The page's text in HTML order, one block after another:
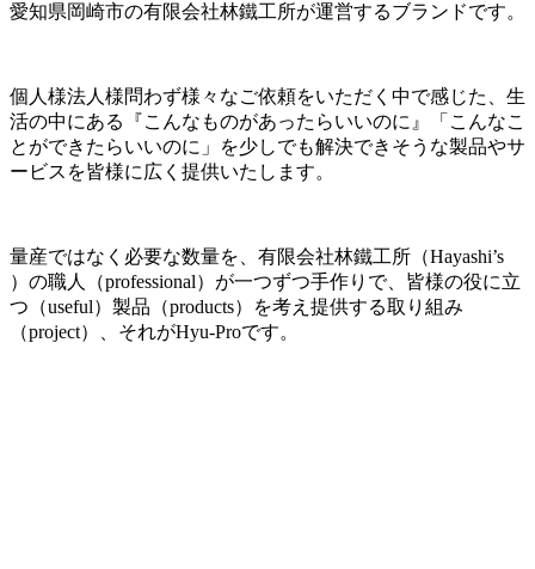
愛知県岡崎市の有限会社林鐵工所が運営するブランドです。
個人様法人様問わず様々なご依頼をいただく中で感じた、生
活の中にある『こんなものがあったらいいのに』「こんなこ
とができたらいいのに」を少しでも解決できそうな製品やサ
ービスを皆様に広く提供いたします。
量産ではなく必要な数量を、有限会社林鐵工所（Hayashi’s
）の職人（professional）が一つずつ手作りで、皆様の役に立
つ（useful）製品（products）を考え提供する取り組み
（project）、それがHyu-Proです。